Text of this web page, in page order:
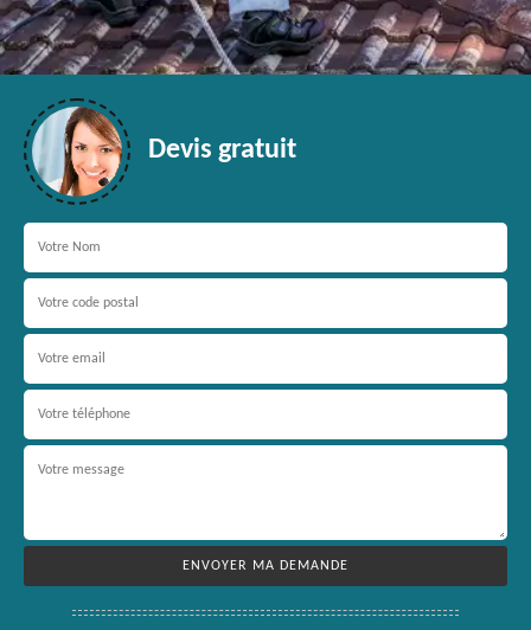
Devis gratuit